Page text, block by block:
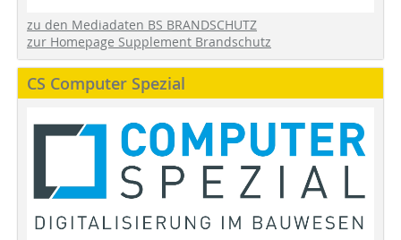
zu den Mediadaten BS BRANDSCHUTZ
zur Homepage Supplement Brandschutz
CS Computer Spezial